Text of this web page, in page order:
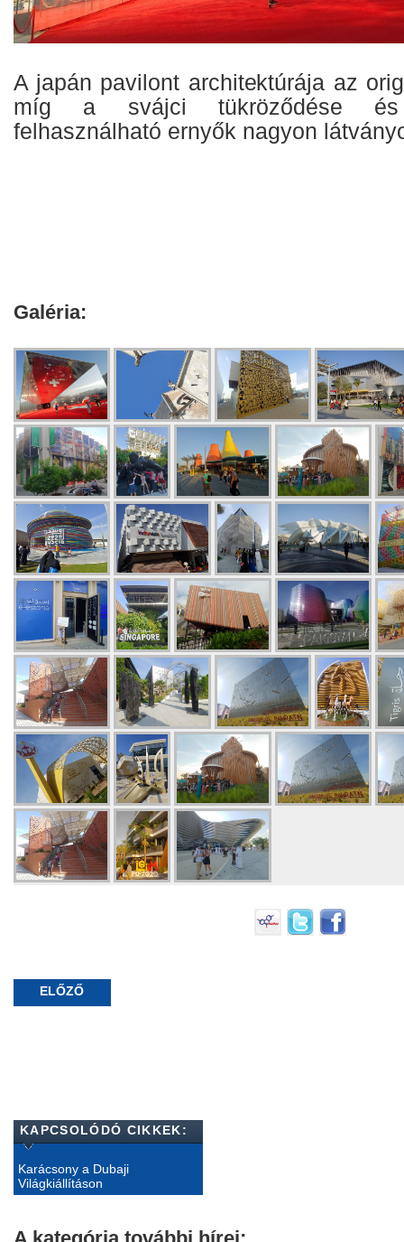
A japán pavilont architektúrája az
míg a svájci tükröződése
felhasználható ernyők nagyon
Galéria:
ELŐZŐ
KAPCSOLÓDÓ CIKKEK:
Karácsony a Dubaji
Világkiállításon